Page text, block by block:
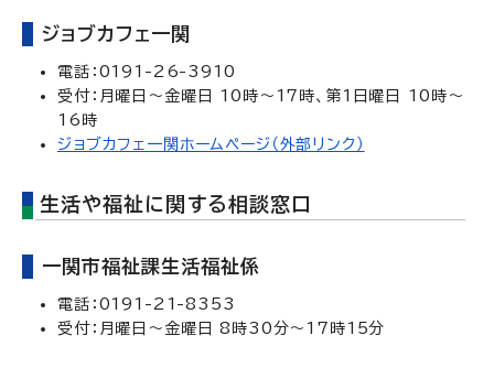
ジョブカフェ一関
電話：0191-26-3910
受付：月曜日～金曜日 10時～17時、第1日曜日 10時～
16時
ジョブカフェ一関ホームページ（外部リンク）
生活や福祉に関する相談窓口
一関市福祉課生活福祉係
電話：0191-21-8353
受付：月曜日～金曜日 8時30分～17時15分